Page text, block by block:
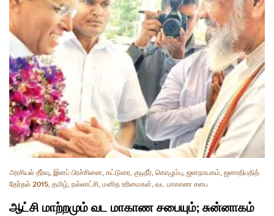
அரசியல் தீர்வு, இனப் பிரச்சினை, கட்டுரை, குடிநீர், கொழும்பு, ஜனநாயகம், ஜனாதிபதித்
தேர்தல் 2015, தமிழ், நல்லாட்சி, மனித உரிமைகள், வட மாகாண சபை
ஆட்சி மாற்றமும் வட மாகாண சபையும்; சுன்னாகம்